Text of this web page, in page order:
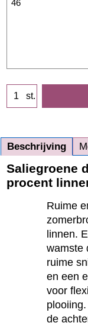
st.
Beschrijving
Saliegroene
procent
Ruime
linnen.
wamste
ruime
en een
voor
de